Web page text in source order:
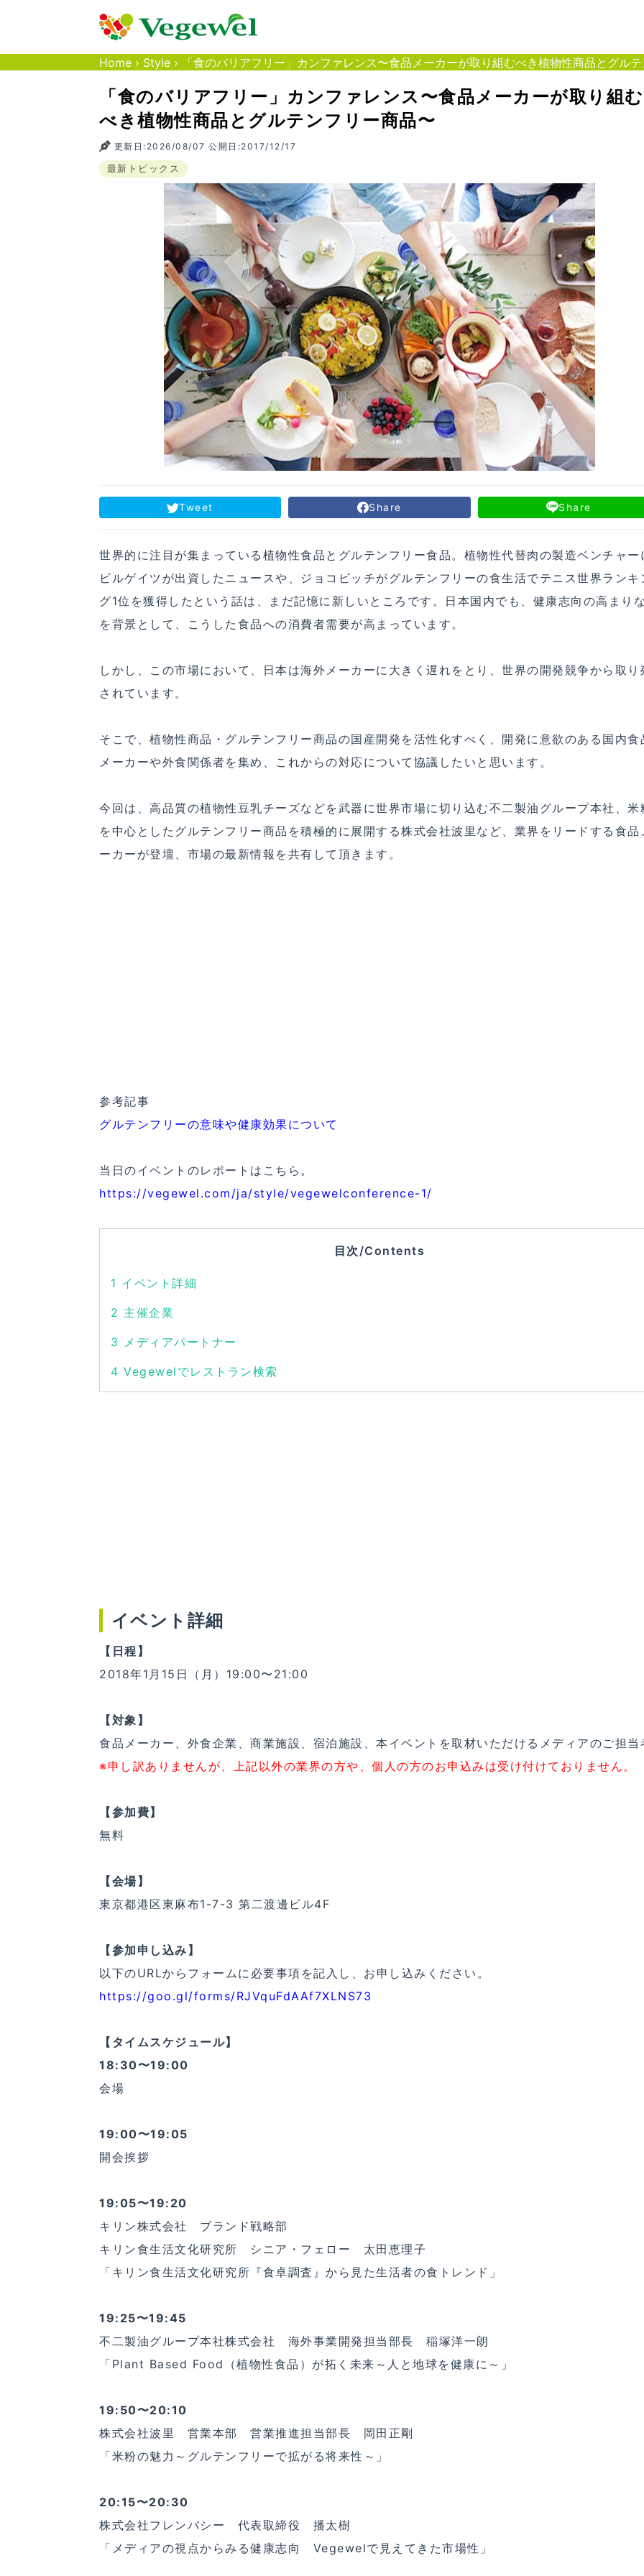
Home › Style › 「食のバリアフリー」カンファレンス〜食品メーカーが取り組むべき植物性商品とグル
「食のバリアフリー」カンファレンス〜食品メーカーが取り組む
べき植物性商品とグルテンフリー商品〜
更新日:2026/08/07 公開日:2017/12/17
最新トピックス
Tweet Share Share
世界的に注目が集まっている植物性食品とグルテンフリー食品。植物性代替肉の製造ベンチャー
ビルゲイツが出資したニュースや、ジョコビッチがグルテンフリーの食生活でテニス世界ランキ
グ1位を獲得したという話は、まだ記憶に新しいところです。日本国内でも、健康志向の高まり
を背景として、こうした食品への消費者需要が高まっています。
しかし、この市場において、日本は海外メーカーに大きく遅れをとり、世界の開発競争から取り
されています。
そこで、植物性商品・グルテンフリー商品の国産開発を活性化すべく、開発に意欲のある国内食
メーカーや外食関係者を集め、これからの対応について協議したいと思います。
今回は、高品質の植物性豆乳チーズなどを武器に世界市場に切り込む不二製油グループ本社、米
を中心としたグルテンフリー商品を積極的に展開する株式会社波里など、業界をリードする食品
ーカーが登壇、市場の最新情報を共有して頂きます。
参考記事
グルテンフリーの意味や健康効果について
当日のイベントのレポートはこちら。
https://vegewel.com/ja/style/vegewelconference-1/
目次/Contents
1 イベント詳細
2 主催企業
3 メディアパートナー
4 Vegewelでレストラン検索
イベント詳細
【日程】
2018年1月15日（月）19:00〜21:00
【対象】
食品メーカー、外食企業、商業施設、宿泊施設、本イベントを取材いただけるメディアのご担当
※申し訳ありませんが、上記以外の業界の方や、個人の方のお申込みは受け付けておりません。
【参加費】
無料
【会場】
東京都港区東麻布1-7-3 第二渡邊ビル4F
【参加申し込み】
以下のURLからフォームに必要事項を記入し、お申し込みください。
https://goo.gl/forms/RJVquFdAAf7XLNS73
【タイムスケジュール】
18:30〜19:00
会場
19:00〜19:05
開会挨拶
19:05〜19:20
キリン株式会社 ブランド戦略部
キリン食生活文化研究所 シニア・フェロー 太田恵理子
「キリン食生活文化研究所『食卓調査』から見た生活者の食トレンド」
19:25〜19:45
不二製油グループ本社株式会社 海外事業開発担当部長 稲塚洋一朗
「Plant Based Food（植物性食品）が拓く未来～人と地球を健康に～」
19:50〜20:10
株式会社波里 営業本部 営業推進担当部長 岡田正剛
「米粉の魅力～グルテンフリーで拡がる将来性～」
20:15〜20:30
株式会社フレンバシー 代表取締役 播太樹
「メディアの視点からみる健康志向 Vegewelで見えてきた市場性」